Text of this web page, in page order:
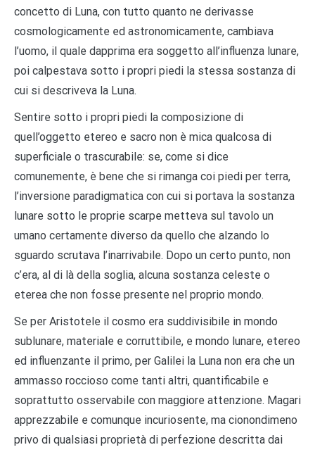
concetto di Luna, con tutto quanto ne derivasse
cosmologicamente ed astronomicamente, cambiava
l’uomo, il quale dapprima era soggetto all’influenza lunare,
poi calpestava sotto i propri piedi la stessa sostanza di
cui si descriveva la Luna.
Sentire sotto i propri piedi la composizione di
quell’oggetto etereo e sacro non è mica qualcosa di
superficiale o trascurabile: se, come si dice
comunemente, è bene che si rimanga coi piedi per terra,
l’inversione paradigmatica con cui si portava la sostanza
lunare sotto le proprie scarpe metteva sul tavolo un
umano certamente diverso da quello che alzando lo
sguardo scrutava l’inarrivabile. Dopo un certo punto, non
c’era, al di là della soglia, alcuna sostanza celeste o
eterea che non fosse presente nel proprio mondo.
Se per Aristotele il cosmo era suddivisibile in mondo
sublunare, materiale e corruttibile, e mondo lunare, etereo
ed influenzante il primo, per Galilei la Luna non era che un
ammasso roccioso come tanti altri, quantificabile e
soprattutto osservabile con maggiore attenzione. Magari
apprezzabile e comunque incuriosente, ma cionondimeno
privo di qualsiasi proprietà di perfezione descritta dai